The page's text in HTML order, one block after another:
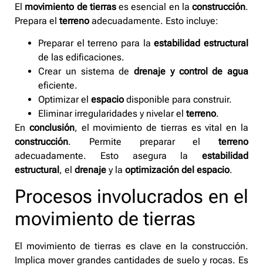
El movimiento de tierrases esencial en la construcción.
Prepara el terreno adecuadamente. Esto incluye:
Preparar el terreno para laestabilidad estructural
de las edificaciones.
Crear un sistema de drenaje y control de agua
eficiente.
Optimizar el espacio disponible para construir.
Eliminar irregularidades y nivelar el terreno.
En conclusión, el movimiento de tierras es vital en la
construcción. Permite preparar el terreno
adecuadamente. Esto asegura la estabilidad
estructural, el drenaje y la optimización del espacio.
Procesos involucrados en el
movimiento de tierras
El movimiento de tierras es clave en la construcción.
Implica mover grandes cantidades de suelo y rocas. Es